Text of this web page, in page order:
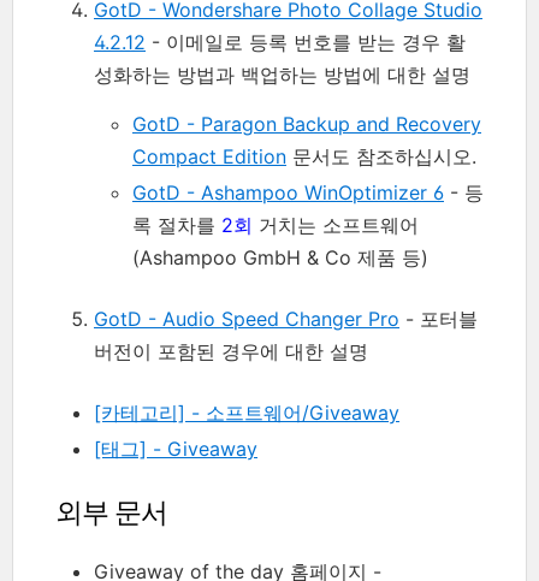
GotD - Wondershare Photo Collage Studio
4.2.12 - 이메일로 등록 번호를 받는 경우 활
성화하는 방법과 백업하는 방법에 대한 설명
GotD - Paragon Backup and Recovery
Compact Edition 문서도 참조하십시오.
GotD - Ashampoo WinOptimizer 6 - 등
록 절차를 2회 거치는 소프트웨어
(Ashampoo GmbH & Co 제품 등)
GotD - Audio Speed Changer Pro - 포터블
버전이 포함된 경우에 대한 설명
[카테고리] - 소프트웨어/Giveaway
[태그] - Giveaway
외부 문서
Giveaway of the day 홈페이지 -